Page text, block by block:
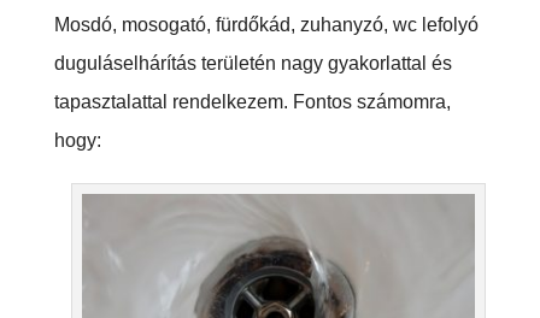
Mosdó, mosogató, fürdőkád, zuhanyzó, wc lefolyó
duguláselhárítás területén nagy gyakorlattal és
tapasztalattal rendelkezem. Fontos számomra,
hogy: